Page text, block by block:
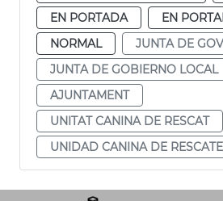
EN PORTADA
EN
NORMAL
JUNTA DE
JUNTA DE GOBIERNO LOCAL
AJUNTAMENT
UNITAT CANINA DE RESCAT
UNIDAD CANINA DE RESCATE